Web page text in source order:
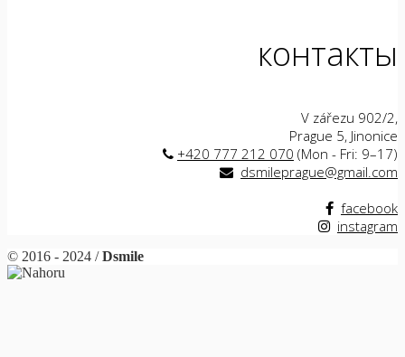
контакты
V zářezu 902/2,
Prague 5, Jinonice
+420 777 212 070 (Mon - Fri: 9–17)
dsmileprague@gmail.com
facebook
instagram
© 2016 - 2024 /Dsmile